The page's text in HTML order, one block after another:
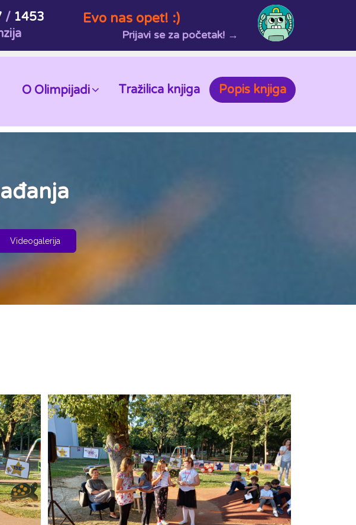
/ 1453
Evo nas opet! :)
Prijavi se za početak! →
O Olimpijadi Tražilica knjiga Popis knjiga
Videogalerija